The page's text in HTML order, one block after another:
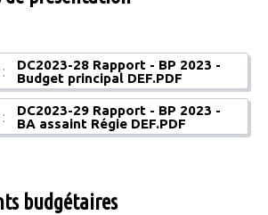
DC2023-28 Rapport - BP 2023 -
Budget principal DEF.PDF
DC2023-29 Rapport - BP 2023 -
BA assaint Régie DEF.PDF
budgétaires